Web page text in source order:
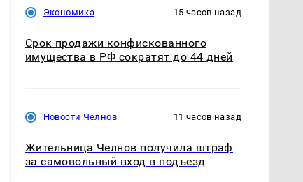
продукта: что купить?
Экономика 15 часов назад
Срок продажи конфискованного
имущества в РФ сократят до 44 дней
Новости Челнов 11 часов назад
Жительница Челнов получила штраф
за самовольный вход в подъезд